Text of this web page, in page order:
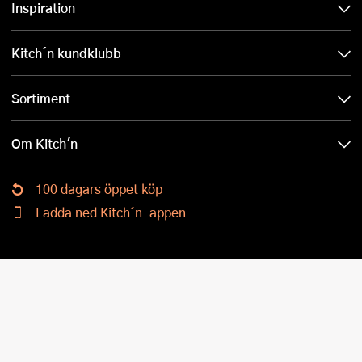
Inspiration
Kitch´n kundklubb
Sortiment
Om Kitch'n
100 dagars öppet köp
Ladda ned Kitch´n-appen